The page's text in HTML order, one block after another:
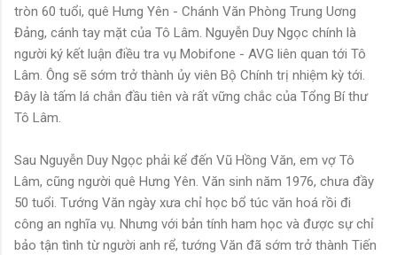
tròn 60 tuổi, quê Hưng Yên - Chánh Văn Phòng Trung Uơng
Đảng, cánh tay mặt của Tô Lâm. Nguyễn Duy Ngọc chính là
người ký kết luận điều tra vụ Mobifone - AVG liên quan tới Tô
Lâm. Ông sẽ sớm trở thành ủy viên Bộ Chính trị nhiệm kỳ tới.
Đây là tấm lá chắn đầu tiên và rất vững chắc của Tổng Bí thư
Tô Lâm.
Sau Nguyễn Duy Ngọc phải kể đến Vũ Hồng Văn, em vợ Tô
Lâm, cũng người quê Hưng Yên. Văn sinh năm 1976, chưa đầy
50 tuổi. Tướng Văn ngày xưa chỉ học bổ túc văn hoá rồi đi
công an nghĩa vụ. Nhưng với bản tính ham học và được sự chỉ
bảo tận tình từ người anh rể, tướng Văn đã sớm trở thành Tiến